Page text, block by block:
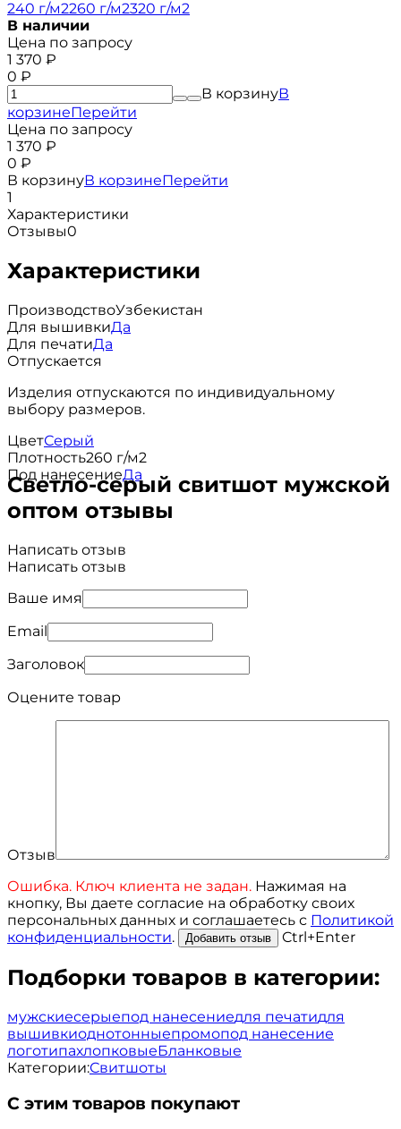
240 г/м2260 г/м2320 г/м2
В наличии
Цена по запросу
1 370 ₽
0 ₽
В корзинуВ
корзинеПерейти
Цена по запросу
1 370 ₽
0 ₽
В корзинуВ корзинеПерейти
1
Характеристики
Отзывы0
Характеристики
ПроизводствоУзбекистан
Для вышивкиДа
Для печатиДа
Отпускается
Изделия отпускаются по индивидуальному
выбору размеров.
ЦветСерый
Плотность260 г/м2
Под нанесениеДа
Светло-серый свитшот мужской
оптом отзывы
Написать отзыв
Написать отзыв
Ваше имя
Email
Заголовок
Оцените товар
Отзыв
Ошибка. Ключ клиента не задан. Нажимая на
кнопку, Вы даете согласие на обработку своих
персональных данных и соглашаетесь с Политикой
конфиденциальности. Ctrl+Enter
Подборки товаров в категории:
мужскиесерыепод нанесениедля печатидля
вышивкиоднотонныепромопод нанесение
логотипахлопковыеБланковые
Категории:Свитшоты
С этим товаров покупают